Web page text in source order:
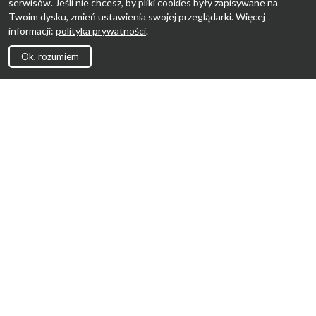
serwisów. Jeśli nie chcesz, by pliki cookies były zapisywane na
Twoim dysku, zmień ustawienia swojej przeglądarki. Więcej
informacji: polityka prywatności.
Ok, rozumiem